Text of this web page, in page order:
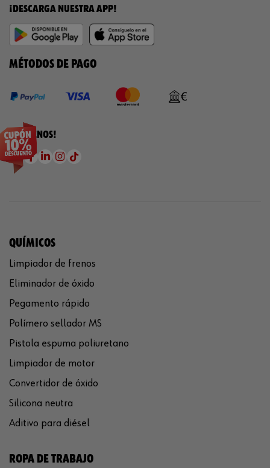
¡DESCARGA NUESTRA APP!
MÉTODOS DE PAGO
¡SÍGUENOS!
QUÍMICOS
Limpiador de frenos
Eliminador de óxido
Pegamento rápido
Polímero sellador MS
Pistola espuma poliuretano
Limpiador de motor
Convertidor de óxido
Silicona neutra
Aditivo para diésel
ROPA DE TRABAJO